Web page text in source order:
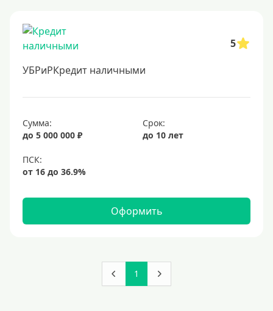
5
УБРиРКредит наличными
Сумма:
до 5 000 000 ₽
Срок:
до 10 лет
Оформить
1